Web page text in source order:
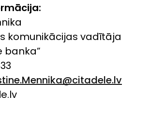
komunikācijas vadītāja
banka”